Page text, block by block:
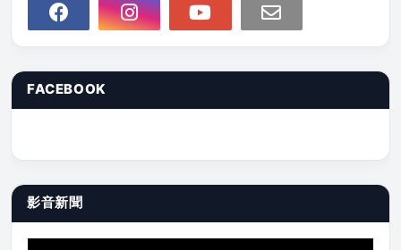
FACEBOOK
影音新聞